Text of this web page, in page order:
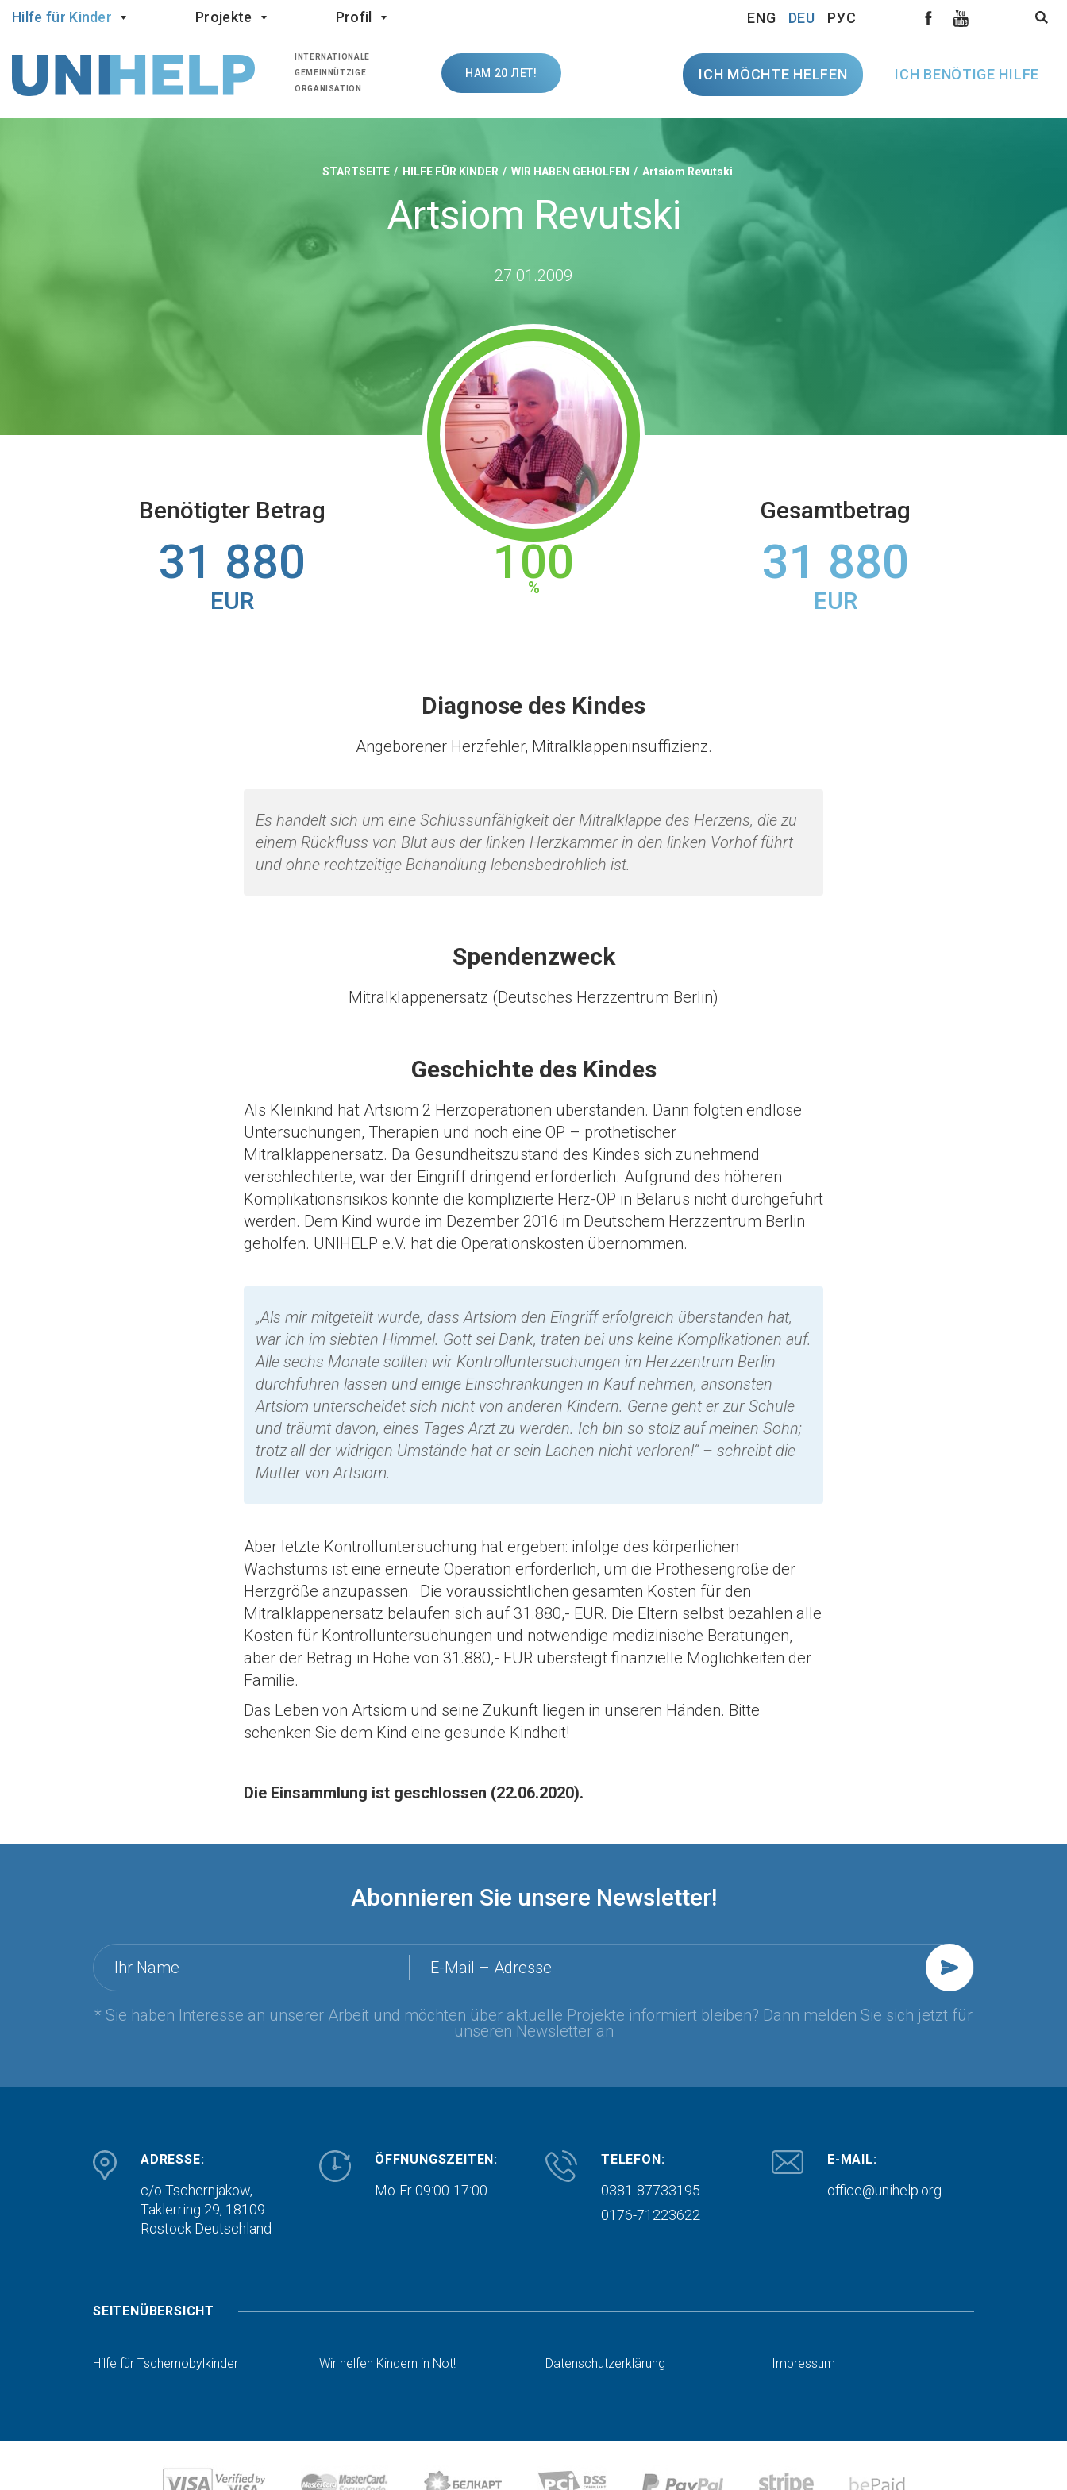
Hilfe für Kinder Projekte Profil ENG DEU РУС
INTERNATIONALE
GEMEINNÜTZIGE
ORGANISATION
НАМ 20 ЛЕТ! ICH MÖCHTE HELFEN ICH BENÖTIGE HILFE
STARTSEITE HILFE FÜR KINDER WIR HABEN GEHOLFEN Artsiom Revutski
Artsiom Revutski
27.01.2009
100
Benötigter Betrag
31 880
EUR
Gesamtbetrag
31 880
EUR
Diagnose des Kindes
Angeborener Herzfehler, Mitralklappeninsuffizienz.
Es handelt sich um eine Schlussunfähigkeit der Mitralklappe des Herzens, die zu
einem Rückfluss von Blut aus der linken Herzkammer in den linken Vorhof führt
und ohne rechtzeitige Behandlung lebensbedrohlich ist.
Spendenzweck
Mitralklappenersatz (Deutsches Herzzentrum Berlin)
Geschichte des Kindes
Als Kleinkind hat Artsiom 2 Herzoperationen überstanden. Dann folgten endlose
Untersuchungen, Therapien und noch eine OP – prothetischer
Mitralklappenersatz. Da Gesundheitszustand des Kindes sich zunehmend
verschlechterte, war der Eingriff dringend erforderlich. Aufgrund des höheren
Komplikationsrisikos konnte die komplizierte Herz-OP in Belarus nicht durchgeführt
werden. Dem Kind wurde im Dezember 2016 im Deutschem Herzzentrum Berlin
geholfen. UNIHELP e.V. hat die Operationskosten übernommen.
„Als mir mitgeteilt wurde, dass Artsiom den Eingriff erfolgreich überstanden hat,
war ich im siebten Himmel. Gott sei Dank, traten bei uns keine Komplikationen auf.
Alle sechs Monate sollten wir Kontrolluntersuchungen im Herzzentrum Berlin
durchführen lassen und einige Einschränkungen in Kauf nehmen, ansonsten
Artsiom unterscheidet sich nicht von anderen Kindern. Gerne geht er zur Schule
und träumt davon, eines Tages Arzt zu werden. Ich bin so stolz auf meinen Sohn;
trotz all der widrigen Umstände hat er sein Lachen nicht verloren!“ – schreibt die
Mutter von Artsiom.
Aber letzte Kontrolluntersuchung hat ergeben: infolge des körperlichen
Wachstums ist eine erneute Operation erforderlich, um die Prothesengröße der
Herzgröße anzupassen. Die voraussichtlichen gesamten Kosten für den
Mitralklappenersatz belaufen sich auf 31.880,- EUR. Die Eltern selbst bezahlen alle
Kosten für Kontrolluntersuchungen und notwendige medizinische Beratungen,
aber der Betrag in Höhe von 31.880,- EUR übersteigt finanzielle Möglichkeiten der
Familie.
Das Leben von Artsiom und seine Zukunft liegen in unseren Händen. Bitte
schenken Sie dem Kind eine gesunde Kindheit!
Die Einsammlung ist geschlossen (22.06.2020).
Abonnieren Sie unsere Newsletter!
Ihr Name E-Mail – Adresse
* Sie haben Interesse an unserer Arbeit und möchten über aktuelle Projekte informiert bleiben? Dann melden Sie sich jetzt für
unseren Newsletter an
ADRESSE:
c/o Tschernjakow,
Taklerring 29, 18109
Rostock Deutschland
ÖFFNUNGSZEITEN:
Mo-Fr 09:00-17:00
TELEFON:
0381-87733195
0176-71223622
E-MAIL:
office@unihelp.org
SEITENÜBERSICHT
Hilfe für Tschernobylkinder Wir helfen Kindern in Not! Datenschutzerklärung Impressum